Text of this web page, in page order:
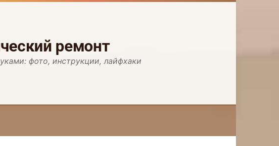
ремонт
фото, инструкции, лайфхаки